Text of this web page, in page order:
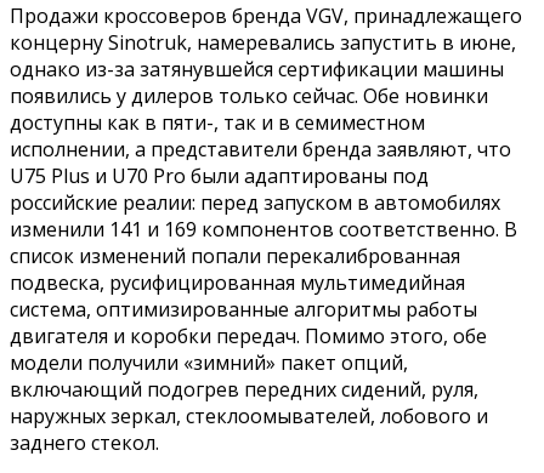
Продажи кроссоверов бренда VGV, принадлежащего
концерну Sinotruk, намеревались запустить в июне,
однако из-за затянувшейся сертификации машины
появились у дилеров только сейчас. Обе новинки
доступны как в пяти-, так и в семиместном
исполнении, а представители бренда заявляют, что
U75 Plus и U70 Pro были адаптированы под
российские реалии: перед запуском в автомобилях
изменили 141 и 169 компонентов соответственно. В
список изменений попали перекалиброванная
подвеска, русифицированная мультимедийная
система, оптимизированные алгоритмы работы
двигателя и коробки передач. Помимо этого, обе
модели получили «зимний» пакет опций,
включающий подогрев передних сидений, руля,
наружных зеркал, стеклоомывателей, лобового и
заднего стекол.